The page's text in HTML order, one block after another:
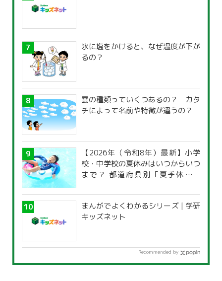
氷に塩をかけると、なぜ温度が下が
るの？
雲の種類っていくつあるの？ カタ
チによって名前や特徴が違うの？
【2026年（令和8年）最新】小学
校・中学校の夏休みはいつからいつ
まで？ 都道府県別「夏季休暇一
まんがでよくわかるシリーズ | 学研
キッズネット
Recommended by